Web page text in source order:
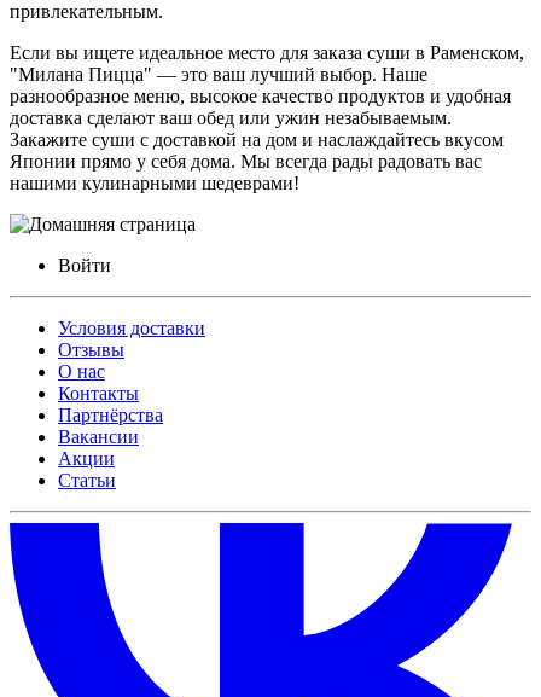
привлекательным.
Если вы ищете идеальное место для заказа суши в Раменском,
"Милана Пицца" — это ваш лучший выбор. Наше
разнообразное меню, высокое качество продуктов и удобная
доставка сделают ваш обед или ужин незабываемым.
Закажите суши с доставкой на дом и наслаждайтесь вкусом
Японии прямо у себя дома. Мы всегда рады радовать вас
нашими кулинарными шедеврами!
Войти
Условия доставки
Отзывы
О нас
Контакты
Партнёрства
Вакансии
Акции
Статьи